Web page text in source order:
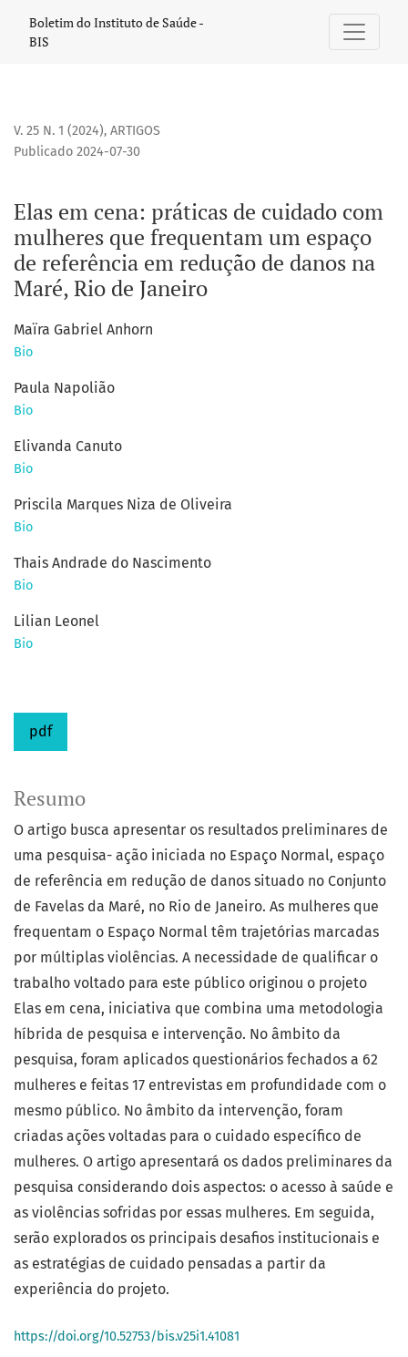
Boletim do Instituto de Saúde -
BIS
V. 25 N. 1 (2024), ARTIGOS
Elas em cena: práticas de cuidado com
mulheres que frequentam um espaço
de referência em redução de danos na
Maré, Rio de Janeiro
Publicado 2024-07-30
Maïra Gabriel Anhorn
Bio
Paula Napolião
Bio
Elivanda Canuto
Bio
Priscila Marques Niza de Oliveira
Bio
Thais Andrade do Nascimento
Bio
Lilian Leonel
Bio
pdf
Resumo
O artigo busca apresentar os resultados preliminares de
uma pesquisa- ação iniciada no Espaço Normal, espaço
de referência em redução de danos situado no Conjunto
de Favelas da Maré, no Rio de Janeiro. As mulheres que
frequentam o Espaço Normal têm trajetórias marcadas
por múltiplas violências. A necessidade de qualificar o
trabalho voltado para este público originou o projeto
Elas em cena, iniciativa que combina uma metodologia
híbrida de pesquisa e intervenção. No âmbito da
pesquisa, foram aplicados questionários fechados a 62
mulheres e feitas 17 entrevistas em profundidade com o
mesmo público. No âmbito da intervenção, foram
criadas ações voltadas para o cuidado específico de
mulheres. O artigo apresentará os dados preliminares da
pesquisa considerando dois aspectos: o acesso à saúde e
as violências sofridas por essas mulheres. Em seguida,
serão explorados os principais desafios institucionais e
as estratégias de cuidado pensadas a partir da
experiência do projeto.
https://doi.org/10.52753/bis.v25i1.41081